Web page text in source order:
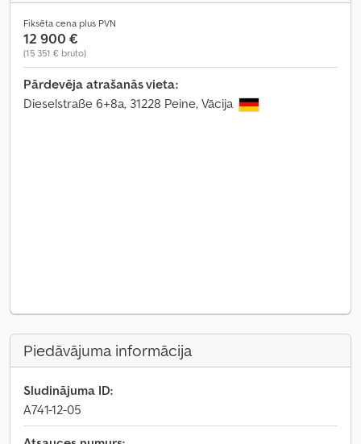
Fiksēta cena plus PVN
12 900 €
(15 351 € bruto)
Pārdevēja atrašanās vieta:
Dieselstraße 6+8a, 31228 Peine, Vācija
Piedāvājuma informācija
Sludinājuma ID:
A741-12-05